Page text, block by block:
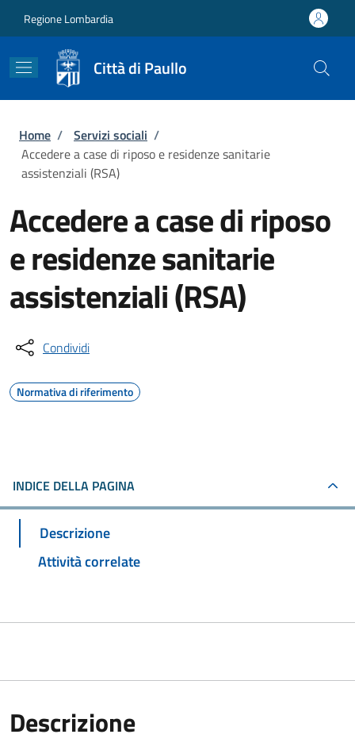
Regione Lombardia
Città di Paullo
Briciole di pane
Home / Servizi sociali /
Accedere a case di riposo e residenze sanitarie
assistenziali (RSA)
Accedere a case di riposo
e residenze sanitarie
assistenziali (RSA)
Condividi
Normativa di riferimento
INDICE DELLA PAGINA
Descrizione
Attività correlate
Descrizione